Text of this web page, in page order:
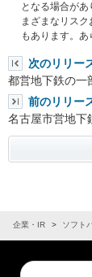
となる場合が
まざまなリス
もあります。あ
次のリリー
都営地下鉄の一
前のリリー
名古屋市営地下
企業・IR ソフト
Conduct